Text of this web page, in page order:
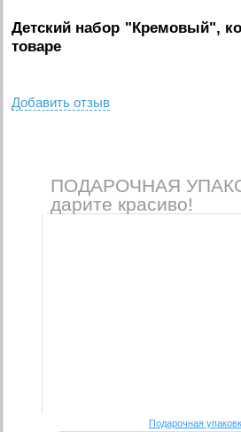
Детский набор "Кремовый",
товаре
Добавить отзыв
ПОДАРОЧНАЯ
дарите красиво!
Подарочная